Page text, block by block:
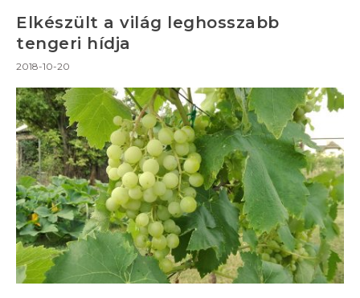
Elkészült a világ leghosszabb
tengeri hídja
2018-10-20